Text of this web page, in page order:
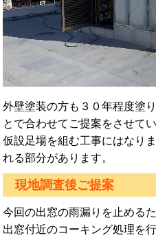
外壁塗装の方も３０年程度塗
とで合わせてご提案をさせて
仮設足場を組む工事にはなり
れる部分があります。
現地調査後ご提案
今回の出窓の雨漏りを止める
出窓付近のコーキング処理を